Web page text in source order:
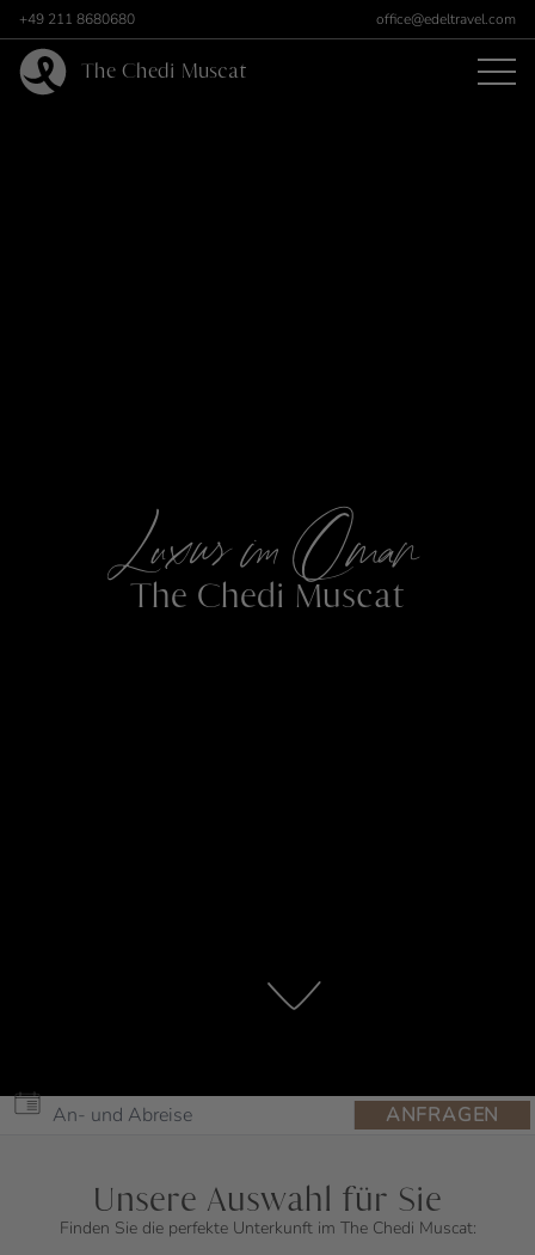
+49 211 8680680 office@edeltravel.com
The Chedi Muscat
Luxus im Oman
The Chedi Muscat
ANFRAGEN
Unsere Auswahl für Sie
Finden Sie die perfekte Unterkunft im The Chedi Muscat: